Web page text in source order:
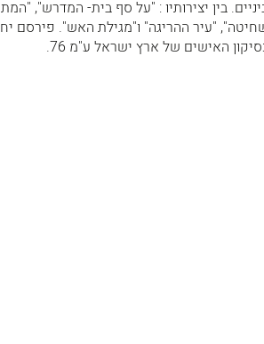
"עיר ההריגה" ו"מגילת האש". פירסם
האישים של ארץ ישראל ע"מ 76.